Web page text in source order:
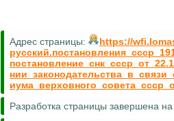
Адрес страницы:
https://
Разработка страницы завершена